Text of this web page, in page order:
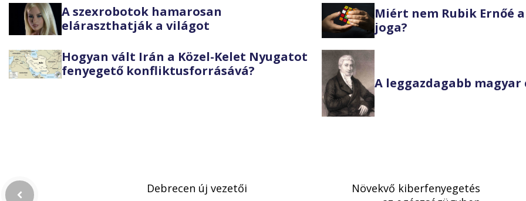
A szexrobotok hamarosan
eláraszthatják a világot
Miért nem Rubik Ernőé
joga?
Hogyan vált Irán a Közel-Kelet Nyugatot
fenyegető konfliktusforrásává?
A leggazdagabb magyar
Debrecen új vezetői
Növekvő kiberfenyegetés